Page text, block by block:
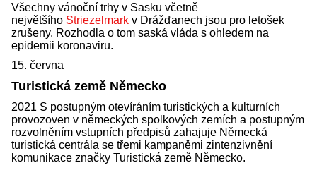
Všechny vánoční trhy v Sasku včetně
největšího Striezelmark v Drážďanech jsou pro letošek
zrušeny. Rozhodla o tom saská vláda s ohledem na
epidemii koronaviru.
15. června
Turistická země Německo
2021 S postupným otevíráním turistických a kulturních
provozoven v německých spolkových zemích a postupným
rozvolněním vstupních předpisů zahajuje Německá
turistická centrála se třemi kampaněmi zintenzivnění
komunikace značky Turistická země Německo.